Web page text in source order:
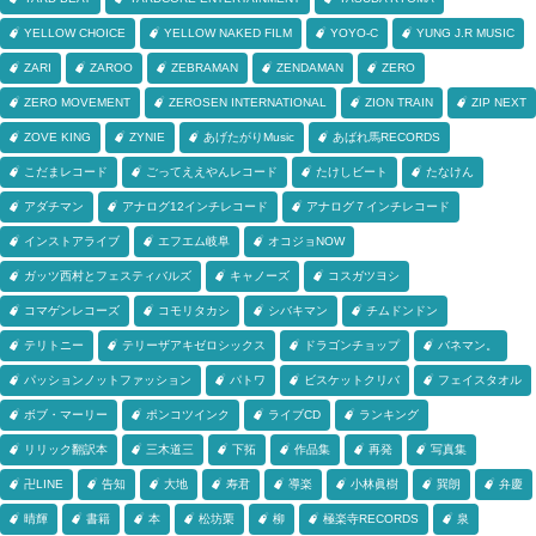
YELLOW CHOICE YELLOW NAKED FILM YOYO-C YUNG J.R MUSIC
ZARI ZAROO ZEBRAMAN ZENDAMAN ZERO
ZERO MOVEMENT ZEROSEN INTERNATIONAL ZION TRAIN ZIP NEXT
ZOVE KING ZYNIE あげたがりMusic あばれ馬RECORDS
こだまレコード ごってええやんレコード たけしビート たなけん
アダチマン アナログ12インチレコード アナログ７インチレコード
インストアライブ エフエム岐阜 オコジョNOW
ガッツ西村とフェスティバルズ キャノーズ コスガツヨシ
コマゲンレコーズ コモリタカシ シバキマン チムドンドン
テリトニー テリーザアキゼロシックス ドラゴンチョップ バネマン。
パッションノットファッション パトワ ビスケットクリバ フェイスタオル
ボブ・マーリー ポンコツインク ライブCD ランキング
リリック翻訳本 三木道三 下拓 作品集 再発 写真集
卍LINE 告知 大地 寿君 導楽 小林眞樹 巽朗 弁慶
晴輝 書籍 本 松坊栗 柳 極楽寺RECORDS 泉